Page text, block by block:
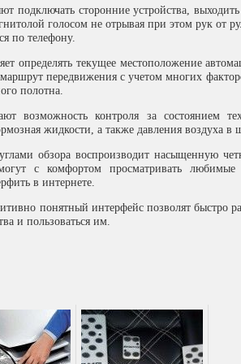
подключать сторонние устройства,
голосом не отрывая при этом рук от
по телефону.
определять текущее местоположение
передвижения с учетом многих
полотна.
возможность контроля за состоянием
жидкости, а также давления воздуха в
обзора воспроизводит насыщенную
с комфортом просматривать любимые
в интернете.
понятный интерфейс позволят быстро
и пользоваться им.